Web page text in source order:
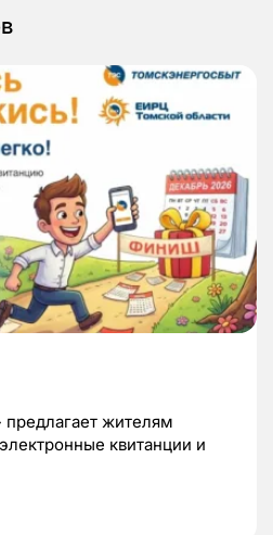
жителям
квитанции и